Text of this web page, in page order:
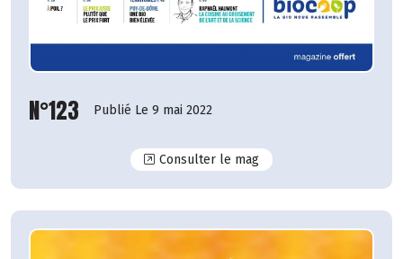
N°123 Publié Le 9 mai 2022
Consulter le magN°123